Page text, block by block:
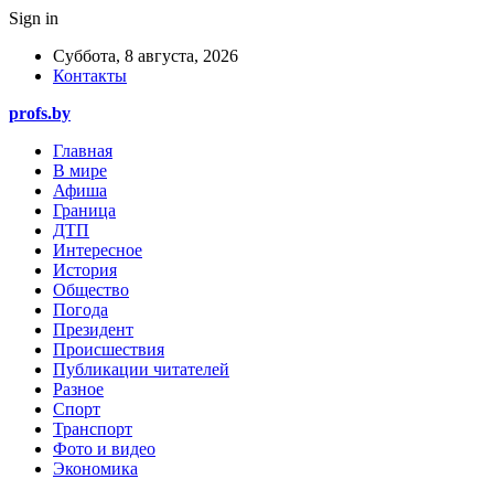
Sign in
Суббота, 8 августа, 2026
Контакты
profs.by
Главная
В мире
Афиша
Граница
ДТП
Интересное
История
Общество
Погода
Президент
Происшествия
Публикации читателей
Разное
Спорт
Транспорт
Фото и видео
Экономика